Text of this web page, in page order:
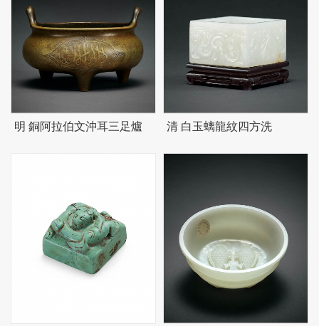
明 銅阿拉伯文沖耳三足爐 清 白玉螭龍紋四方洗